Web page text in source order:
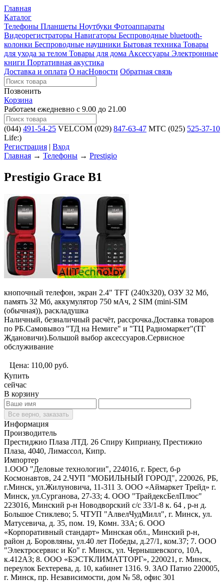
Главная
Каталог
Телефоны Планшеты Ноутбуки Фотоаппараты
Видеорегистраторы Навигаторы Беспроводные bluetooth-
колонки Беспроводные наушники Бытовая техника Товары
для ухода за телом Товары для дома Аксессуары Электронные
книги Портативная акустика
Доставка и оплата О насНовости Обратная связь
Позвонить
Корзина
Работаем ежедневно с 9.00 до 21.00
(044) 491-54-25 VELCOM (029) 847-63-47 MTC (025) 525-37-10
Life:)
Регистрация | Вход
Главная → Телефоны → Prestigio
Prestigio Grace B1
кнопочный телефон, экран 2.4" TFT (240x320), ОЗУ 32 Мб,
память 32 Мб, аккумулятор 750 мАч, 2 SIM (mini-SIM
(обычная)), раскладушка
Наличный, безналичный расчёт, рассрочка.Доставка товаров
по РБ.Самовывоз "ТД на Немиге" и "ТЦ Радиомаркет"(ТГ
Ждановичи).Большой выбор аксессуаров.Сервисное
обслуживание
Цена: 110,00 руб.
Купить
сейчас
В корзину
Все верно, заказать
Информация
Производитель
Престиджио Плаза ЛТД. 26 Спиру Киприану, Престижио
Плаза, 4040, Лимассол, Кипр.
Импортер
1.ООО "Деловые технологии", 224016, г. Брест, б-р
Космонавтов, 24 2.ЧУП "МОБИЛЬНЫЙ ГОРОД", 220026, РБ,
г.Минск, ул.Жилуновича, 11-311 3. ООО «Аймаркет Трейд» г.
Минск, ул.Сурганова, 27-33; 4. ООО "ТрайдексБелПлюс"
223016, Минский р-н Новодворский с/с 33/1-8 к. 64 , р-н д.
Большое Стиклево; 5. ЧТУП "АлвелЧудМилл", г. Минск, ул.
Матусевича, д. 35, пом. 19, Комн. 33А; 6. ООО
«Корпоративный стандарт» Минская обл., Минский р-н,
район д. Боровляны, ул.40 лет Победы, д.27/1, ком.37; 7. ООО
"Электросервис и Ко" г. Минск, ул. Чернышевского, 10А,
к.412АЗ; 8. ООО «БЭСТКЛИМАТТОРГ», 220021, г. Минск,
переулок Бехтерева, д. 10, кабинет 1316. 9. ЗАО Патио 220005,
г. Минск, пр. Независимости, дом № 58, офис 301